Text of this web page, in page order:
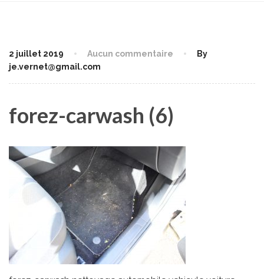
2 juillet 2019 Aucun commentaire
By
je.vernet@gmail.com
forez-carwash (6)